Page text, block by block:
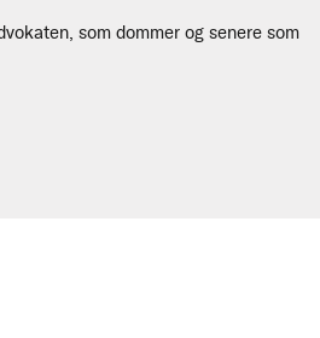
som dommer og senere som